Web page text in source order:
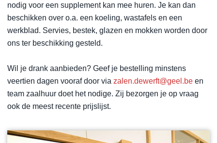
nodig voor een supplement kan mee huren. Je kan dan
beschikken over o.a. een koeling, wastafels en een
werkblad. Servies, bestek, glazen en mokken worden door
ons ter beschikking gesteld.
Wil je drank aanbieden? Geef je bestelling minstens
veertien dagen vooraf door via zalen.dewerft@geel.be en
team zaalhuur doet het nodige. Zij bezorgen je op vraag
ook de meest recente prijslijst.